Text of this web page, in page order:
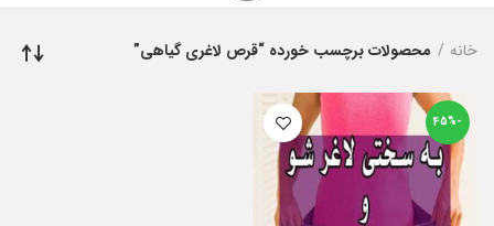
خانه محصولات برچسب خورده “قرص لاغری گیاهی”
-45%